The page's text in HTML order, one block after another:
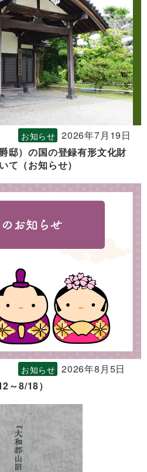
2026年7月19日
お知らせ
邸）の国の登録有形文化財
て（お知らせ）
2026年8月5日
お知らせ
～8/18）